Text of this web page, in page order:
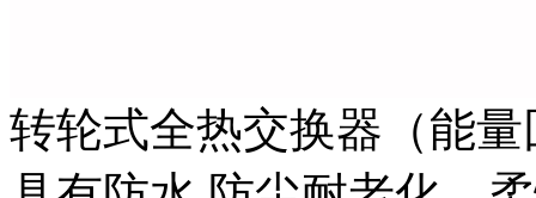
转轮式全热交换器（能